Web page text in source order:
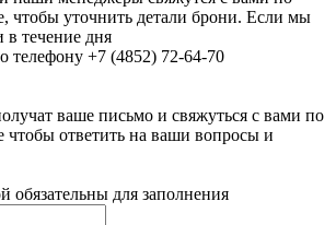
чтобы уточнить детали брони. Если мы
в течение дня
телефону +7 (4852) 72-64-70
ваше письмо и свяжуться с вами по
чтобы ответить на ваши вопросы и
обязательны для заполнения